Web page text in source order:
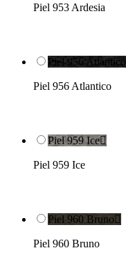
Piel 953 Ardesia
Piel 956 Atlantico
Piel 956 Atlantico
Piel 959 Ice
Piel 959 Ice
Piel 960 Bruno
Piel 960 Bruno